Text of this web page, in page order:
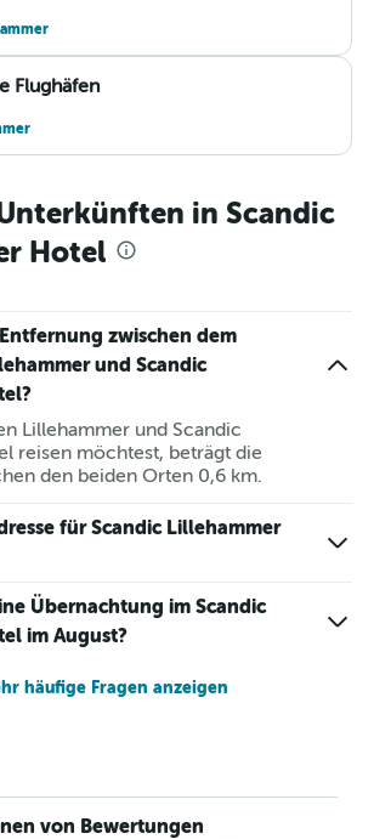
Flughäfen
in Scandic
Hotel
zwischen dem
und Scandic
Lillehammer und Scandic
reisen möchtest, beträgt die
den beiden Orten 0,6 km.
für Scandic Lillehammer
Übernachtung im Scandic
im August?
häufige Fragen anzeigen
von Bewertungen